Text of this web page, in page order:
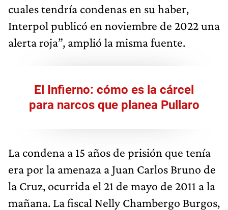
cuales tendría condenas en su haber,
Interpol publicó en noviembre de 2022 una
alerta roja”, amplió la misma fuente.
El Infierno: cómo es la cárcel
para narcos que planea Pullaro
La condena a 15 años de prisión que tenía
era por la amenaza a Juan Carlos Bruno de
la Cruz, ocurrida el 21 de mayo de 2011 a la
mañana. La fiscal Nelly Chambergo Burgos,